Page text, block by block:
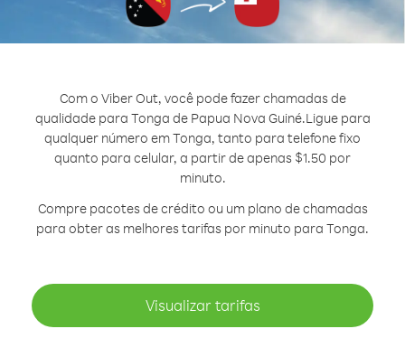
Com o Viber Out, você pode fazer chamadas de
qualidade para Tonga de Papua Nova Guiné.Ligue para
qualquer número em Tonga, tanto para telefone fixo
quanto para celular, a partir de apenas $1.50 por
minuto.
Compre pacotes de crédito ou um plano de chamadas
para obter as melhores tarifas por minuto para Tonga.
Visualizar tarifas